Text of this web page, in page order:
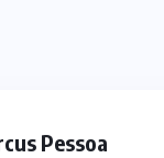
Pessoa